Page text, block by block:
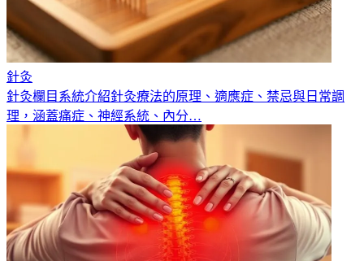
針灸
針灸欄目系統介紹針灸療法的原理、適應症、禁忌與日常調
理，涵蓋痛症、神經系統、內分…